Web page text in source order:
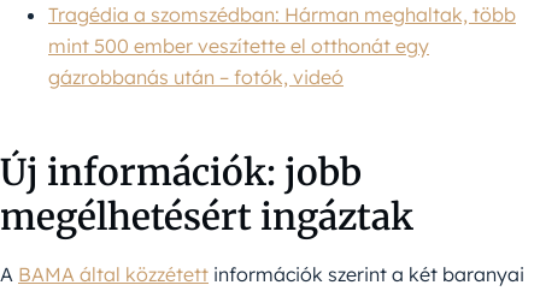
Tragédia a szomszédban: Hárman meghaltak, több
mint 500 ember veszítette el otthonát egy
gázrobbanás után – fotók, videó
Új információk: jobb
megélhetésért ingáztak
A BAMA által közzétett információk szerint a két baranyai